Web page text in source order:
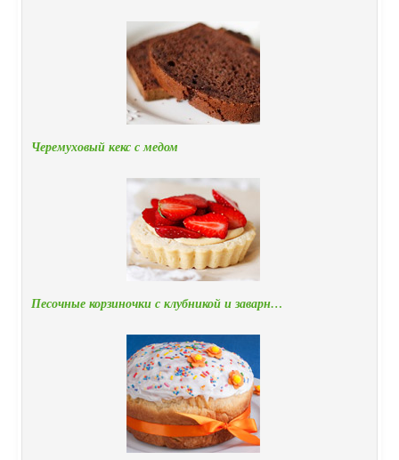
Черемуховый кекс с медом
Песочные корзиночки с клубникой и заварн…